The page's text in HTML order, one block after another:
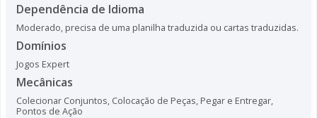
Dependência de Idioma
Moderado, precisa de uma planilha traduzida ou cartas traduzidas.
Domínios
Jogos Expert
Mecânicas
Colecionar Conjuntos, Colocação de Peças, Pegar e Entregar,
Pontos de Ação